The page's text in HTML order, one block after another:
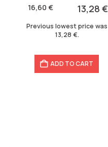
16,60€
was:
16,60 €.
13,28€
13,28 €.
Previous lowest price was
13,28 €.
ADD TO CART